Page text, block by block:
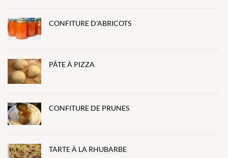
CONFITURE D'ABRICOTS
PÂTE À PIZZA
CONFITURE DE PRUNES
TARTE À LA RHUBARBE